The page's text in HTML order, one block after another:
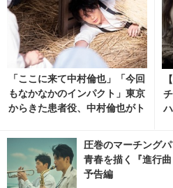
「ここに来て中村倫也」「今回
もなかなかのインパクト」東京
からきた患者役、中村倫也がト
圧巻のマーチング
青春を描く『進行
予告編